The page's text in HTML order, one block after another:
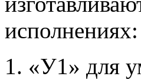
исполнениях:
«У1» для